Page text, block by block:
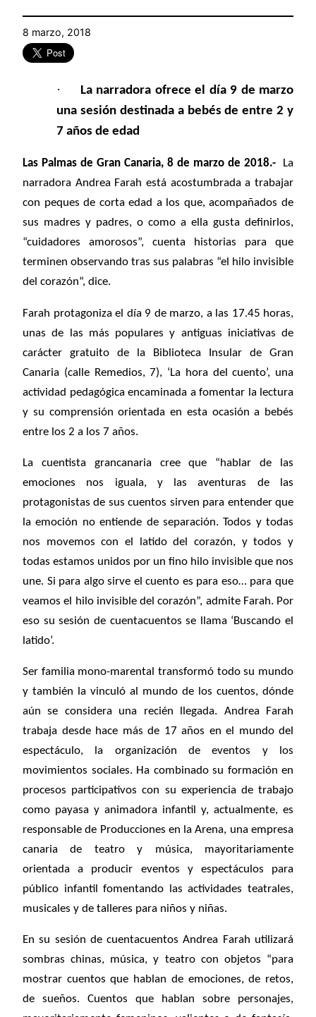
8 marzo, 2018
·
La narradora ofrece el día 9 de marzo
una sesión destinada a bebés de entre 2 y
7 años de edad
Las Palmas de Gran Canaria, 8 de marzo de 2018.-
La
narradora Andrea Farah está acostumbrada a trabajar
con peques de corta edad a los que, acompañados de
sus madres y padres, o como a ella gusta definirlos,
“cuidadores amorosos”, cuenta historias para que
terminen observando tras sus palabras “el hilo invisible
del corazón”, dice.
Farah protagoniza el día 9 de marzo, a las 17.45 horas,
unas de las más populares y antiguas iniciativas de
carácter gratuito de la Biblioteca Insular de Gran
Canaria (calle Remedios, 7), ‘La hora del cuento’, una
actividad pedagógica encaminada a fomentar la lectura
y su comprensión orientada en esta ocasión a bebés
entre los 2 a los 7 años.
La cuentista grancanaria cree que “hablar de las
emociones nos iguala, y las aventuras de las
protagonistas de sus cuentos sirven para entender que
la emoción no entiende de separación. Todos y todas
nos movemos con el latido del corazón, y todos y
todas estamos unidos por un fino hilo invisible que nos
une. Si para algo sirve el cuento es para eso… para que
veamos el hilo invisible del corazón”, admite Farah. Por
eso su sesión de cuentacuentos se llama ‘Buscando el
latido’.
Ser familia mono-marental transformó todo su mundo
y también la vinculó al mundo de los cuentos, dónde
aún se considera una recién llegada. Andrea Farah
trabaja desde hace más de 17 años en el mundo del
espectáculo, la organización de eventos y los
movimientos sociales. Ha combinado su formación en
procesos participativos con su experiencia de trabajo
como payasa y animadora infantil y, actualmente, es
responsable de Producciones en la Arena, una empresa
canaria de teatro y música, mayoritariamente
orientada a producir eventos y espectáculos para
público infantil fomentando las actividades teatrales,
musicales y de talleres para niños y niñas.
En su sesión de cuentacuentos Andrea Farah utilizará
sombras chinas, música, y teatro con objetos “para
mostrar cuentos que hablan de emociones, de retos,
de sueños. Cuentos que hablan sobre personajes,